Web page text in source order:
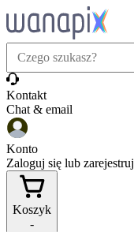
Kontakt
Chat & email
Konto
Zaloguj się lub zarejestruj
Koszyk
-